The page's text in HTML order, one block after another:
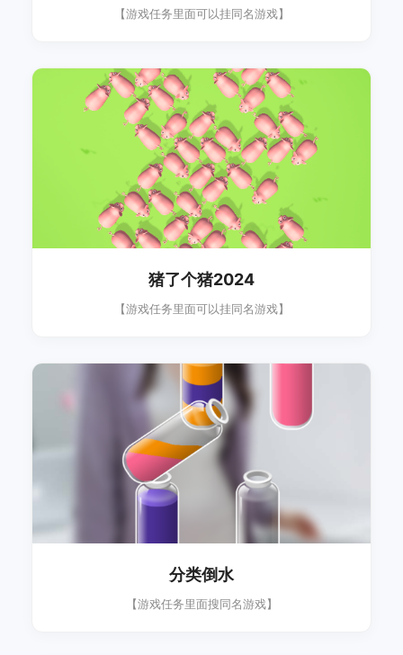
【游戏任务里面可以挂同名游戏】
猪了个猪2024
【游戏任务里面可以挂同名游戏】
分类倒水
【游戏任务里面搜同名游戏】